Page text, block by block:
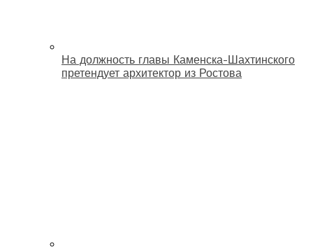
На должность главы Каменска-Шахтинского
претендует архитектор из Ростова